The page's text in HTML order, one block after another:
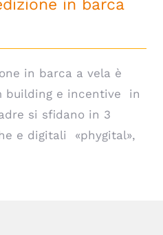
in barca
in barca a vela è
building e incentive in
si sfidano in 3
e digitali «phygital»,